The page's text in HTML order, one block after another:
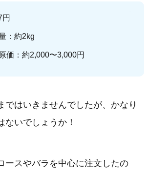
：約2kg
価：約2,000〜3,000円
ではいきませんでしたが、かなり
ないでしょうか！
ースやバラを中心に注文したの